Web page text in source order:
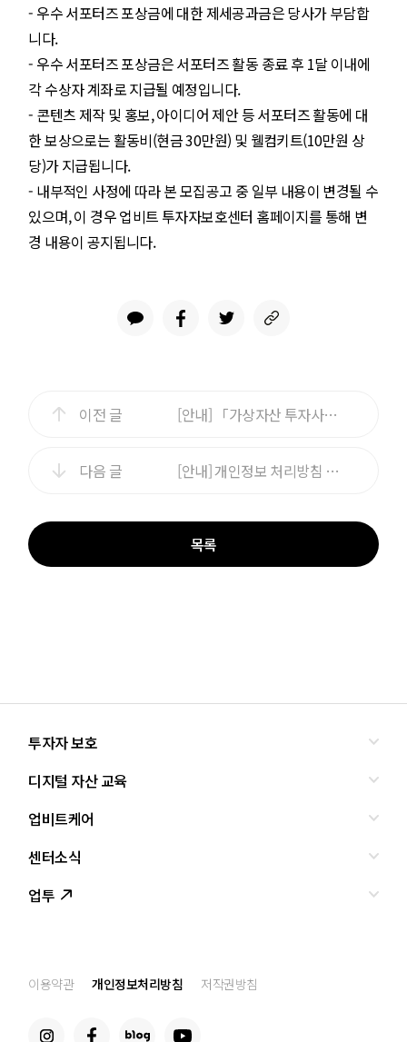
- 우수 서포터즈 포상금에 대한 제세공과금은 당사가 부담합
니다.
- 우수 서포터즈 포상금은 서포터즈 활동 종료 후 1달 이내에
각 수상자 계좌로 지급될 예정입니다.
- 콘텐츠 제작 및 홍보, 아이디어 제안 등 서포터즈 활동에 대
한 보상으로는 활동비(현금 30만원) 및 웰컴키트(10만원 상
당)가 지급됩니다.
- 내부적인 사정에 따라 본 모집공고 중 일부 내용이 변경될 수
있으며, 이 경우 업비트 투자자보호센터 홈페이지를 통해 변
경 내용이 공지됩니다.
이전 글 [안내] 「가상자산 투자사기 피해예방」종합 홍보 실시
다음 글 [안내] 개인정보 처리방침 변경 안내(6/24 적용)
목록
투자자 보호
올바른 투자란?
투자사기 유형과 예방
업비트 보호조치
디지털 자산 교육
교육
조사·연구
업비트케어
서비스안내
서비스신청
센터소식
인사말
공지사항
업투
이용약관 개인정보처리방침 저작권방침